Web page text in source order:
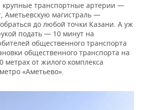
крупные транспортные артерии —
Аметьевскую магистраль —
до любой точки Казани. А уж
подать — 10 минут на
общественного транспорта
общественного транспорта на
метрах от жилого комплекса
«Аметьево».